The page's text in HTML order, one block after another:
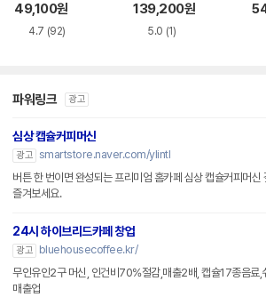
49,100원
4.7 (92)
139,200원
5.0 (1)
파워링크 광고
심상 캡슐커피머신
광고 smartstore.naver.com/ylintl
버튼 한 번이면 완성되는 프리미엄 홈카페 심상 캡슐커피머신
즐겨보세요.
24시 하이브리드카페 창업
광고
bluehousecoffee.kr/
무인유인2구 머신, 인건비70%절감,매출2배, 캡슐17종음료,
매출업